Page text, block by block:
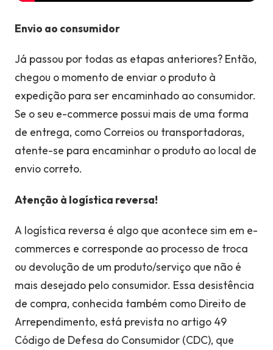
Envio ao consumidor
Já passou por todas as etapas anteriores? Então,
chegou o momento de enviar o produto à
expedição para ser encaminhado ao consumidor.
Se o seu e-commerce possui mais de uma forma
de entrega, como Correios ou transportadoras,
atente-se para encaminhar o produto ao local de
envio correto.
Atenção à logística reversa!
A logística reversa é algo que acontece sim em e-
commerces e corresponde ao processo de troca
ou devolução de um produto/serviço que não é
mais desejado pelo consumidor. Essa desistência
de compra, conhecida também como Direito de
Arrependimento, está prevista no artigo 49
Código de Defesa do Consumidor (CDC), que